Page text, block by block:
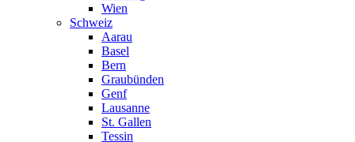
Wien
Schweiz
Aarau
Basel
Bern
Graubünden
Genf
Lausanne
St. Gallen
Tessin